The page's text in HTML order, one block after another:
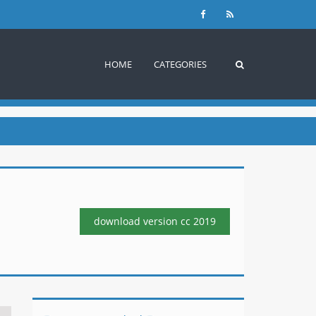
HOME CATEGORIES
download version cc 2019